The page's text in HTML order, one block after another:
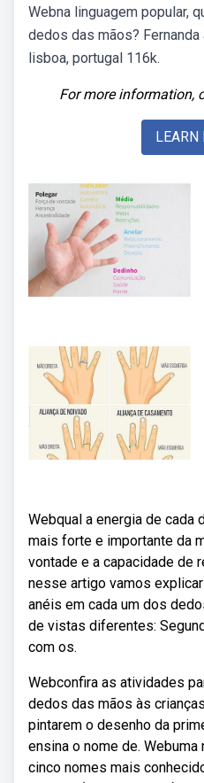
Webna linguagem popular,
dedos das mãos?
lisboa, portugal 116k.
For more information,
LEARN
Webqual a energia de cada
mais forte e importante da
vontade e a capacidade de
nesse artigo vamos
anéis em cada um dos
de vistas diferentes:
com os.
Webconfira as atividades
dedos das mãos às
pintarem o desenho da
ensina o nome de.
cinco nomes mais